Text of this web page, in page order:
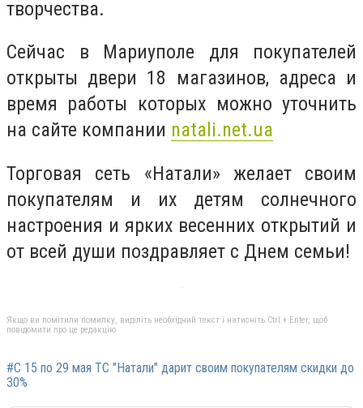
творчества.
Сейчас в Мариуполе для покупателей
открыты двери 18 магазинов, адреса и
время работы которых можно уточнить
на сайте компании natali.net.ua
Торговая сеть «Натали» желает своим
покупателям и их детям солнечного
настроения и ярких весенних открытий и
от всей души поздравляет с Днем семьи!
Якщо ви помітили помилку, виділіть необхідний текст і натисніть Ctrl + Enter, щоб
повідомити про це редакцію
#С 15 по 29 мая ТС "Натали" дарит своим покупателям скидки до
30%